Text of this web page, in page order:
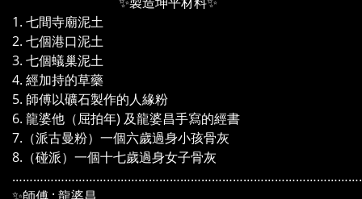
1. 七間寺廟泥土
2. 七個港口泥土
3. 七個蟻巢泥土
4. 經加持的草藥
5. 師傅以礦石製作的人緣粉
6. 龍婆他（屈拍年) 及龍婆昌手寫的經書
7.（派古曼粉）一個六歲過身小孩骨灰
8.（碰派）一個十七歲過身女子骨灰